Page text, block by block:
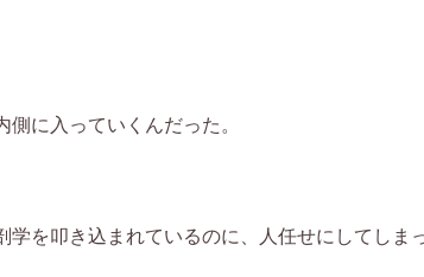
に入っていくんだった。
を叩き込まれているのに、人任せにしてしま